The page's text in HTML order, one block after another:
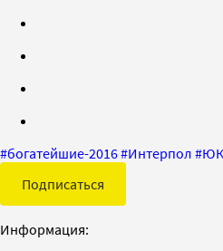
#богатейшие-2016#Интерпол #
Подписаться
Информация: